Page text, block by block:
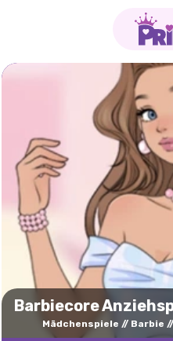
Barbiecore
Mädchenspiele Barbie